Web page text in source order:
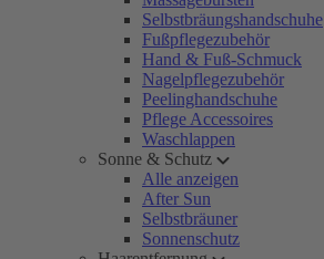
Selbstbräungshandschuhe
Fußpflegezubehör
Hand & Fuß-Schmuck
Nagelpflegezubehör
Peelinghandschuhe
Pflege Accessoires
Waschlappen
Sonne & Schutz
Alle anzeigen
After Sun
Selbstbräuner
Sonnenschutz